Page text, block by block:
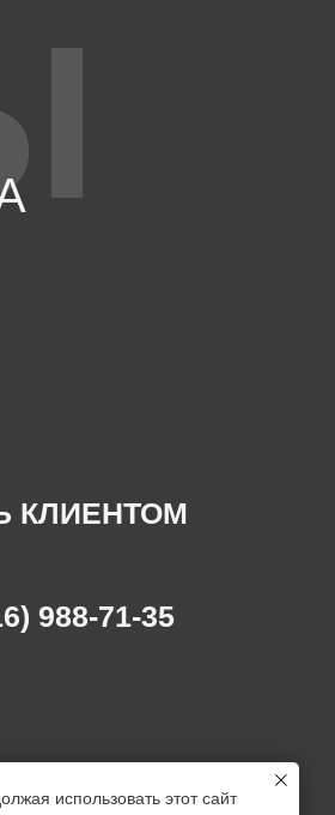
использовать этот сайт
КЛИЕНТОМ
988-71-35